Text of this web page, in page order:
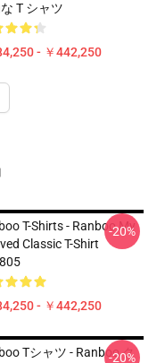
T シャツ
- ￥442,250
T-Shirts - Ranboo My
Classic T-Shirt
- ￥442,250
-20%
Tシャツ - Ranboo ク
-20%